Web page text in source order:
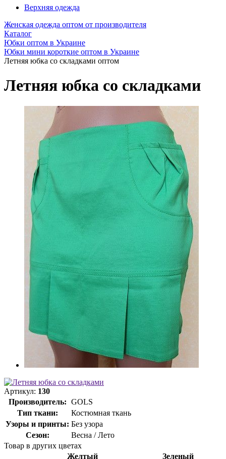
Верхняя одежда
Женская одежда оптом от производителя
Каталог
Юбки оптом в Украине
Юбки мини короткие оптом в Украине
Летняя юбка со складками оптом
Летняя юбка со складками
Артикул: 130
Производитель: GOLS
Тип ткани:
Костюмная ткань
Узоры и принты: Без узора
Сезон:
Весна / Лето
Товар в других цветах
Желтый
Зеленый